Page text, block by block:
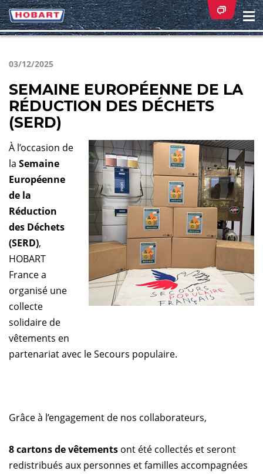
03/12/2025
SEMAINE EUROPÉENNE DE LA
RÉDUCTION DES DÉCHETS
(SERD)
À l’occasion de
la Semaine
Européenne
de la
Réduction
des Déchets
(SERD),
HOBART
France a
organisé une
collecte
solidaire de
vêtements en
partenariat avec le Secours populaire.
Grâce à l’engagement de nos collaborateurs,
8 cartons de vêtements ont été collectés et seront
redistribués aux personnes et familles accompagnées